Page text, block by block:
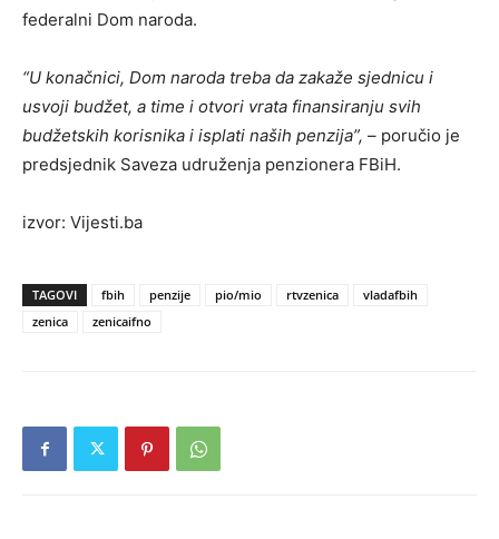
federalni Dom naroda.
“U konačnici, Dom naroda treba da zakaže sjednicu i
usvoji budžet, a time i otvori vrata finansiranju svih
budžetskih korisnika i isplati naših penzija”, – poručio je
predsjednik Saveza udruženja penzionera FBiH.
izvor: Vijesti.ba
TAGOVI fbih penzije pio/mio rtvzenica
vladafbih
zenica
zenicaifno